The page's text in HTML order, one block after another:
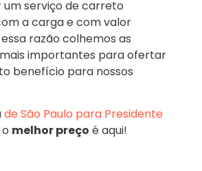
serviço de carreto
a carga e com valor
razão colhemos as
importantes para ofertar
benefício para nossos
de São Paulo para Presidente
melhor preço é aqui!